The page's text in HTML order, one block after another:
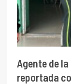
Agente de
reportada